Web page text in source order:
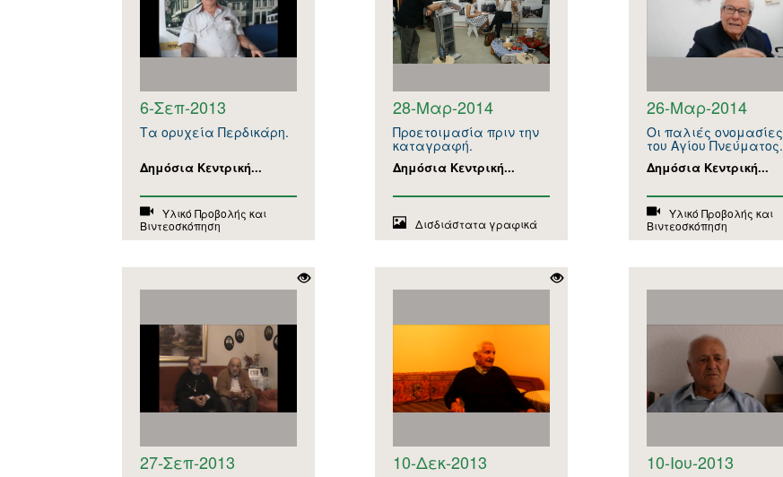
6-Σεπ-2013
Τα ορυχεία Περδικάρη.
Δημόσια Κεντρική...
Υλικό Προβολής και
Βιντεοσκόπηση
28-Μαρ-2014
Προετοιμασία πριν την
καταγραφή.
Δημόσια Κεντρική...
Δισδιάστατα γραφικά
26-Μαρ-2014
Οι παλιές ονομασίες
του Αγίου Πνεύματος.
Δημόσια Κεντρική...
Υλικό Προβολής και
Βιντεοσκόπηση
27-Σεπ-2013 10-Δεκ-2013 10-Ιου-2013